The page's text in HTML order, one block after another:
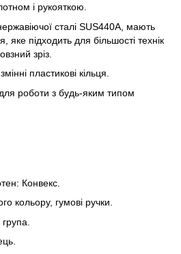
і рукояткою.
сталі SUS440A, мають
яке підходить для більшості технік
зріз.
пластикові кільця.
роботи з будь-яким типом
Конвекс.
кольору, гумові ручки.